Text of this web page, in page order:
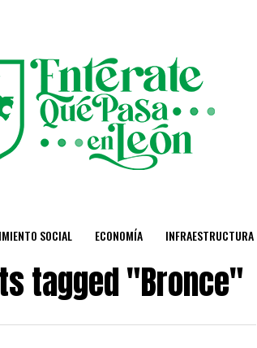
SOCIAL ECONOMÍA INFRAESTRUCTURA
tagged "Bronce"